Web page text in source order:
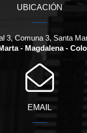
UBICACIÓN
3, Comuna 3, Santa
- Magdalena -
EMAIL